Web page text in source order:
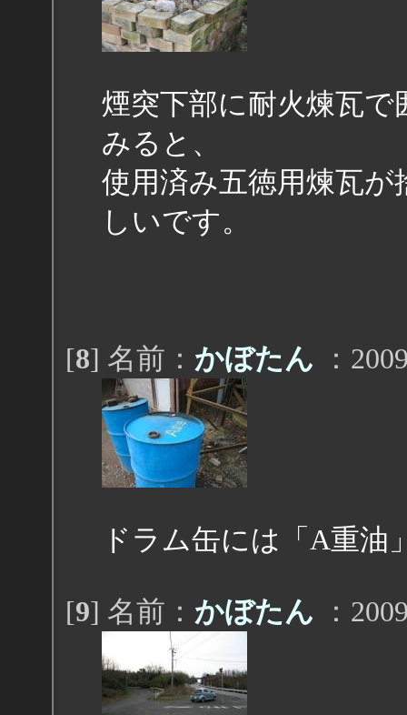
煙突下部に耐火煉瓦
みると、
使用済み五徳用煉瓦
しいです。
[8] 名前： かぼたん ：
ドラム缶には「A重油
[9] 名前： かぼたん ：